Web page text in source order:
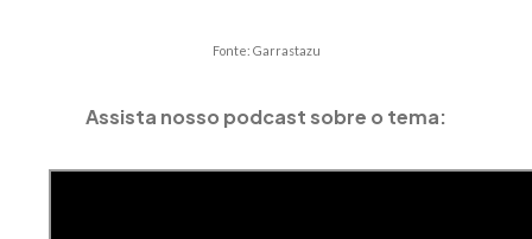
Fonte: Garrastazu
Assista nosso podcast sobre o tema: